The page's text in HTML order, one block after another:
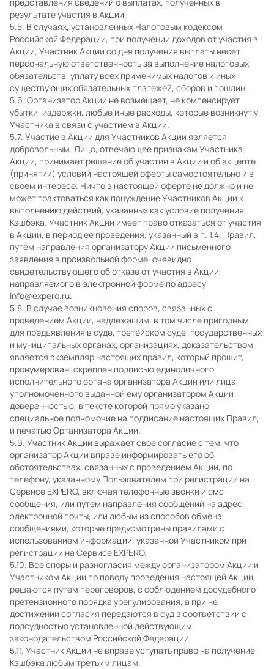
результате участия в Акции.
5.5. В случаях, установленных Налоговым кодексом
Российской Федерации, при получении доходов от участия в
Акции, Участник Акции со дня получения выплаты несет
персональную ответственность за выполнение налоговых
обязательств, уплату всех применимых налогов и иных
существующих обязательных платежей, сборов и пошлин.
5.6. Организатор Акции не возмещает, не компенсирует
убытки, издержки, любые иные расходы, которые возникнут у
Участника в связи с участием в Акции.
5.7. Участие в Акции для Участников Акции является
добровольным. Лицо, отвечающее признакам Участника
Акции, принимает решение об участии в Акции и об акцепте
(принятии) условий настоящей оферты самостоятельно и в
своем интересе. Ничто в настоящей оферте не должно и не
может трактоваться как понуждение Участников Акции к
выполнению действий, указанных как условие получения
Кэшбэка. Участник Акции имеет право отказаться от участия
в Акции, в период ее проведения, указанный в п. 1.4. Правил,
путем направления организатору Акции письменного
заявления в произвольной форме, очевидно
свидетельствующего об отказе от участия в Акции,
направляемого в электронной форме по адресу
info@expero.ru.
5.8. В случае возникновения споров, связанных с
проведением Акции, надлежащим, в том числе пригодным
для предъявления в суде, третейском суде, государственных
и муниципальных органах, организациях, доказательством
является экземпляр настоящих правил, который прошит,
пронумерован, скреплен подписью единоличного
исполнительного органа организатора Акции или лица,
уполномоченного выданной ему организатором Акции
доверенностью, в тексте которой прямо указано
специальное полномочие на подписание настоящих Правил,
и печатью Организатора Акции.
5.9. Участник Акции выражает свое согласие с тем, что
организатор Акции вправе информировать его об
обстоятельствах, связанных с проведением Акции, по
телефону, указанному Пользователем при регистрации на
Сервисе EXPERO, включая телефонные звонки и смс-
сообщения, или путем направления сообщений на адрес
электронной почты, или любым из способов обмена
сообщениями, которые предусмотрены правилами с
использованием информации, указанной Участником при
регистрации на Сервисе EXPERO.
5.10. Все споры и разногласия между организатором Акции и
Участником Акции по поводу проведения настоящей Акции,
решаются путем переговоров, с соблюдением досудебного
претензионного порядка урегулирования, а при не
достижении согласия передаются в суд в соответствии с
подсудностью установленной действующим
законодательством Российской Федерации.
5.11. Участник Акции не вправе уступать право на получение
Кэшбэка любым третьим лицам.